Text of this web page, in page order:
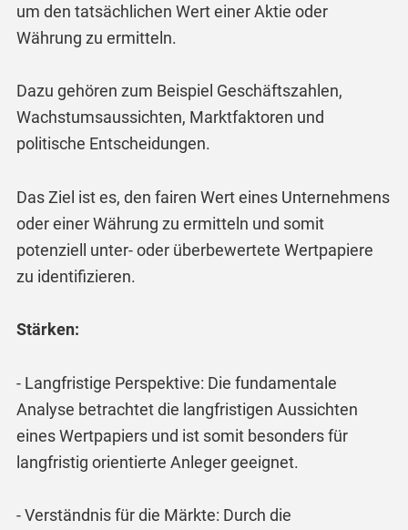
um den tatsächlichen Wert einer Aktie oder
Währung zu ermitteln.
Dazu gehören zum Beispiel Geschäftszahlen,
Wachstumsaussichten, Marktfaktoren und
politische Entscheidungen.
Das Ziel ist es, den fairen Wert eines Unternehmens
oder einer Währung zu ermitteln und somit
potenziell unter- oder überbewertete Wertpapiere
zu identifizieren.
Stärken:
- Langfristige Perspektive: Die fundamentale
Analyse betrachtet die langfristigen Aussichten
eines Wertpapiers und ist somit besonders für
langfristig orientierte Anleger geeignet.
- Verständnis für die Märkte: Durch die